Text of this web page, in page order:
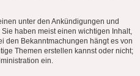
unter den Ankündigungen und
haben meist einen wichtigen Inhalt,
den Bekanntmachungen hängt es von
Themen erstellen kannst oder nicht;
ein.